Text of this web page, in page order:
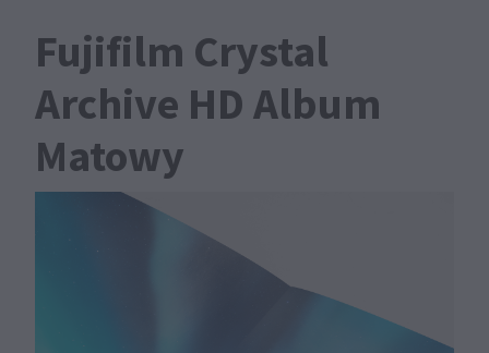
Fujifilm Crystal
Archive HD Album
Matowy